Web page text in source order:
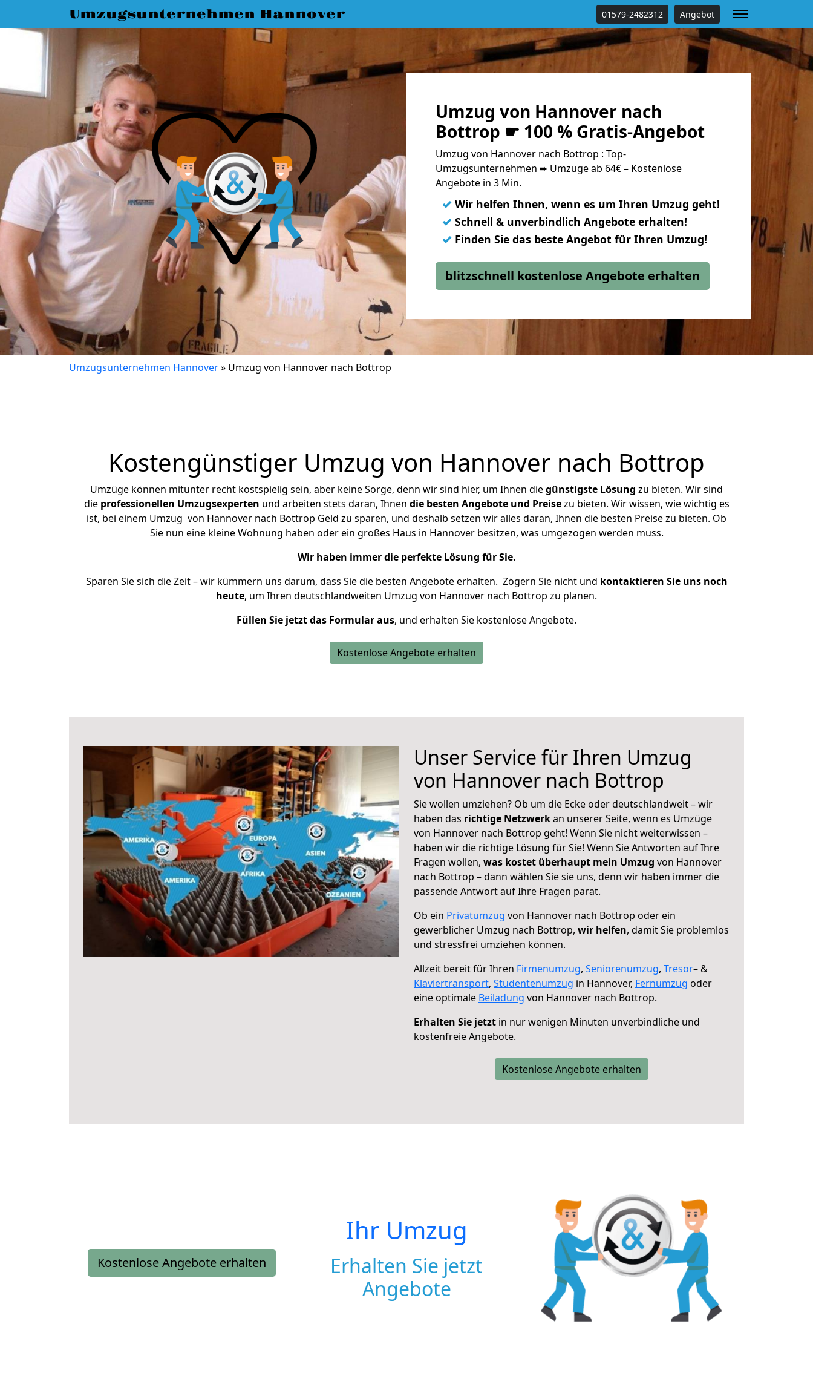
Umzugsunternehmen Hannover 01579-2482312 Angebot
Umzug von Hannover nach
Bottrop ☛ 100 % Gratis-Angebot
Umzug von Hannover nach Bottrop : Top-
Umzugsunternehmen ➨ Umzüge ab 64€ – Kostenlose
Angebote in 3 Min.
✓ Wir helfen Ihnen, wenn es um Ihren Umzug geht!
✓ Schnell & unverbindlich Angebote erhalten!
✓ Finden Sie das beste Angebot für Ihren Umzug!
blitzschnell kostenlose Angebote erhalten
Umzugsunternehmen Hannover» Umzug von Hannover nach Bottrop
Kostengünstiger Umzug von Hannover nach Bottrop
Umzüge können mitunter recht kostspielig sein, aber keine Sorge, denn wir sind hier, um Ihnen diegünstigste Lösung zu bieten. Wir sind
die professionellen Umzugsexperten und arbeiten stets daran, Ihnen die besten Angebote und Preisezu bieten. Wir wissen, wie wichtig es
ist, bei einem Umzug von Hannover nach Bottrop Geld zu sparen, und deshalb setzen wir alles daran, Ihnen die besten Preise zu bieten. Ob
Sie nun eine kleine Wohnung haben oder ein großes Haus in Hannover besitzen, was umgezogen werden muss.
Wir haben immer die perfekte Lösung für Sie.
Sparen Sie sich die Zeit – wir kümmern uns darum, dass Sie die besten Angebote erhalten. Zögern Sie nicht und kontaktieren Sie uns noch
heute, um Ihren deutschlandweiten Umzug von Hannover nach Bottrop zu planen.
Füllen Sie jetzt das Formular aus, und erhalten Sie kostenlose Angebote.
Kostenlose Angebote erhalten
Unser Service für Ihren Umzug
von Hannover nach Bottrop
Sie wollen umziehen? Ob um die Ecke oder deutschlandweit – wir
haben das richtige Netzwerkan unserer Seite, wenn es Umzüge
von Hannover nach Bottrop geht! Wenn Sie nicht weiterwissen –
haben wir die richtige Lösung für Sie! Wenn Sie Antworten auf Ihre
Fragen wollen, was kostet überhaupt mein Umzug von Hannover
nach Bottrop – dann wählen Sie sie uns, denn wir haben immer die
passende Antwort auf Ihre Fragen parat.
Ob ein Privatumzug von Hannover nach Bottrop oder ein
gewerblicher Umzug nach Bottrop, wir helfen, damit Sie problemlos
und stressfrei umziehen können.
Allzeit bereit für Ihren Firmenumzug, Seniorenumzug, Tresor– &
Klaviertransport, Studentenumzug in Hannover, Fernumzug oder
eine optimale Beiladung von Hannover nach Bottrop.
Erhalten Sie jetzt in nur wenigen Minuten unverbindliche und
kostenfreie Angebote.
Kostenlose Angebote erhalten
Kostenlose Angebote erhalten
Ihr Umzug
Erhalten Sie jetzt
Angebote